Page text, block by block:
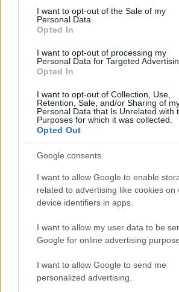
consent section.
I want to opt-out of the Sale of my
Personal Data.
Opted In
I want to opt-out of processing my
Personal Data for Targeted
Opted In
I want to opt-out of Collection, Use,
Retention, Sale, and/or Sharing of
Personal Data that Is Unrelated with
Purposes for which it was collected.
Opted Out
Google consents
I want to allow Google to enable
related to advertising like cookies on
device identifiers in apps.
I want to allow my user data to be
Google for online advertising
I want to allow Google to send me
personalized advertising.
Incendio nella notte a Olbia,
A fuoco un deposito con
vigili del fuoco a Rudalza
Ristorante distrutto dalle
Maddalena, incendio a Monti
Gallura
vivo: un amico vip svela
Calangianus, dopo le
accoglienza minori chiude